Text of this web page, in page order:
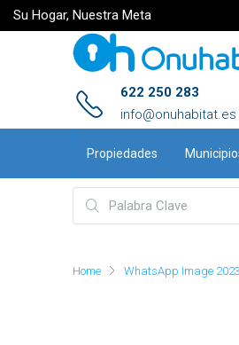
Su Hogar, Nuestra Meta
622 250 283
info@onuhabitat.es
Propiedades
Home WhatsApp Image